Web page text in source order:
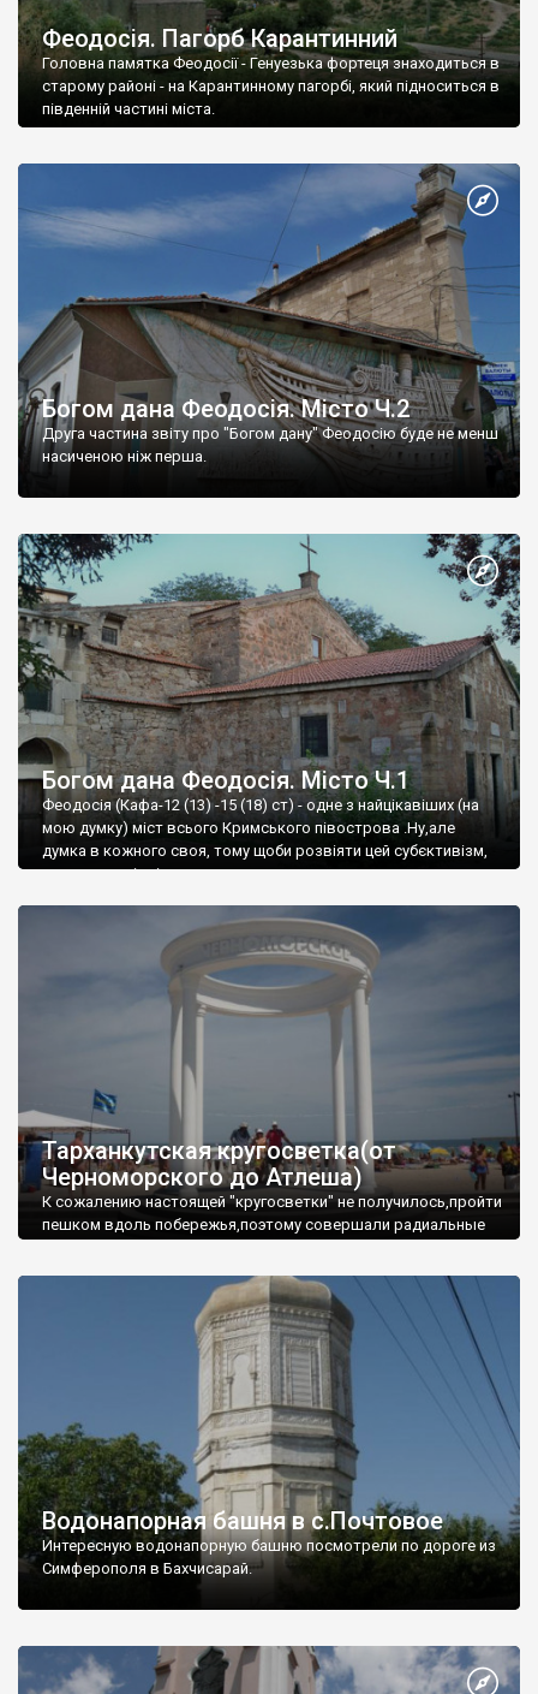
Феодосія. Пагорб Карантинний
Головна памятка Феодосії - Генуезька фортеця знаходиться в
старому районі - на Карантинному пагорбі, який підноситься в
південній частині міста.
Богом дана Феодосія. Місто Ч.2
Друга частина звіту про "Богом дану" Феодосію буде не менш
насиченою ніж перша.
Богом дана Феодосія. Місто Ч.1
Феодосія (Кафа-12 (13) -15 (18) ст) - одне з найцікавіших (на
мою думку) міст всього Кримського півострова .Ну,але
думка в кожного своя, тому щоби розвіяти цей субєктивізм,
запрошую відвідати це
Тарханкутская кругосветка(от
Черноморского до Атлеша)
К сожалению настоящей "кругосветки" не получилось,пройти
пешком вдоль побережья,поэтому совершали радиальные
Водонапорная башня в с.Почтовое
Интересную водонапорную башню посмотрели по дороге из
Симферополя в Бахчисарай.